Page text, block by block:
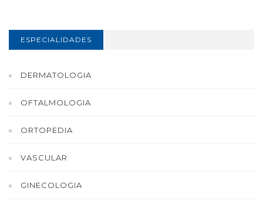
ESPECIALIDADES
DERMATOLOGIA
OFTALMOLOGIA
ORTOPEDIA
VASCULAR
GINECOLOGIA